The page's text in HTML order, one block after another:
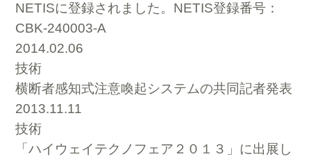
NETISに登録されました。NETIS登録番号：
CBK-240003-A
2014.02.06
技術
横断者感知式注意喚起システムの共同記者発表
2013.11.11
技術
「ハイウェイテクノフェア２０１３」に出展し